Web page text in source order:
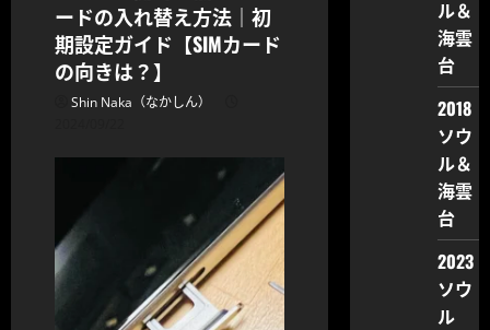
ードの入れ替え方法｜初
期設定ガイド【SIMカード
の向きは？】
Shin Naka（なかしん）
ル＆
海雲
台
2018
ソウ
ル＆
海雲
台
2023
ソウ
ル